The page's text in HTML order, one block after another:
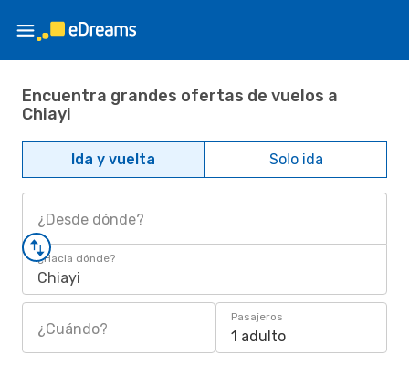
Encuentra grandes ofertas de vuelos a
Chiayi
Ida y vuelta Solo ida
¿Desde dónde?
¿Hacia dónde?
Chiayi
¿Cuándo?
Pasajeros
1 adulto